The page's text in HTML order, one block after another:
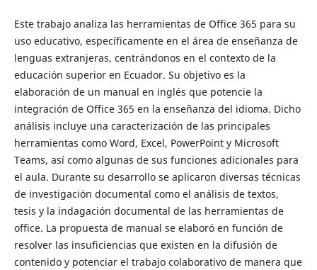
Este trabajo analiza las herramientas de Office 365 para su
uso educativo, específicamente en el área de enseñanza de
lenguas extranjeras, centrándonos en el contexto de la
educación superior en Ecuador. Su objetivo es la
elaboración de un manual en inglés que potencie la
integración de Office 365 en la enseñanza del idioma. Dicho
análisis incluye una caracterización de las principales
herramientas como Word, Excel, PowerPoint y Microsoft
Teams, así como algunas de sus funciones adicionales para
el aula. Durante su desarrollo se aplicaron diversas técnicas
de investigación documental como el análisis de textos,
tesis y la indagación documental de las herramientas de
office. La propuesta de manual se elaboró en función de
resolver las insuficiencias que existen en la difusión de
contenido y potenciar el trabajo colaborativo de manera que